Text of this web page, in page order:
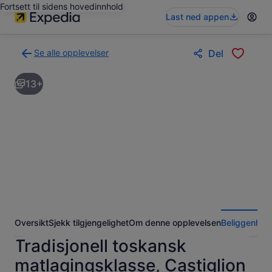
Fortsett til sidens hovedinnhold
Last ned appen
Se alle opplevelser
til
søkeresultatsiden
med
Del
13+
OversiktSjekk tilgjengelighetOm denne opplevelsenBeliggenhet
Tradisjonell toskansk
matlagingsklasse, Castiglion